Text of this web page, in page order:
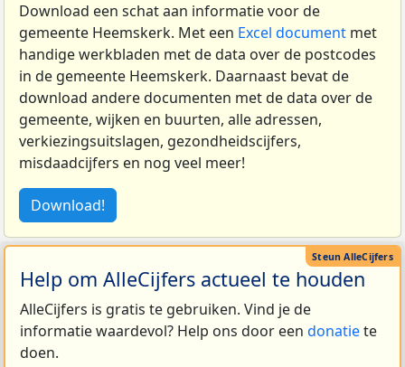
Download een schat aan informatie voor de
gemeente Heemskerk. Met een Excel document met
handige werkbladen met de data over de postcodes
in de gemeente Heemskerk. Daarnaast bevat de
download andere documenten met de data over de
gemeente, wijken en buurten, alle adressen,
verkiezingsuitslagen, gezondheidscijfers,
misdaadcijfers en nog veel meer!
Download!
Help om AlleCijfers actueel te houden
AlleCijfers is gratis te gebruiken. Vind je de
informatie waardevol? Help ons door een donatiete
doen.